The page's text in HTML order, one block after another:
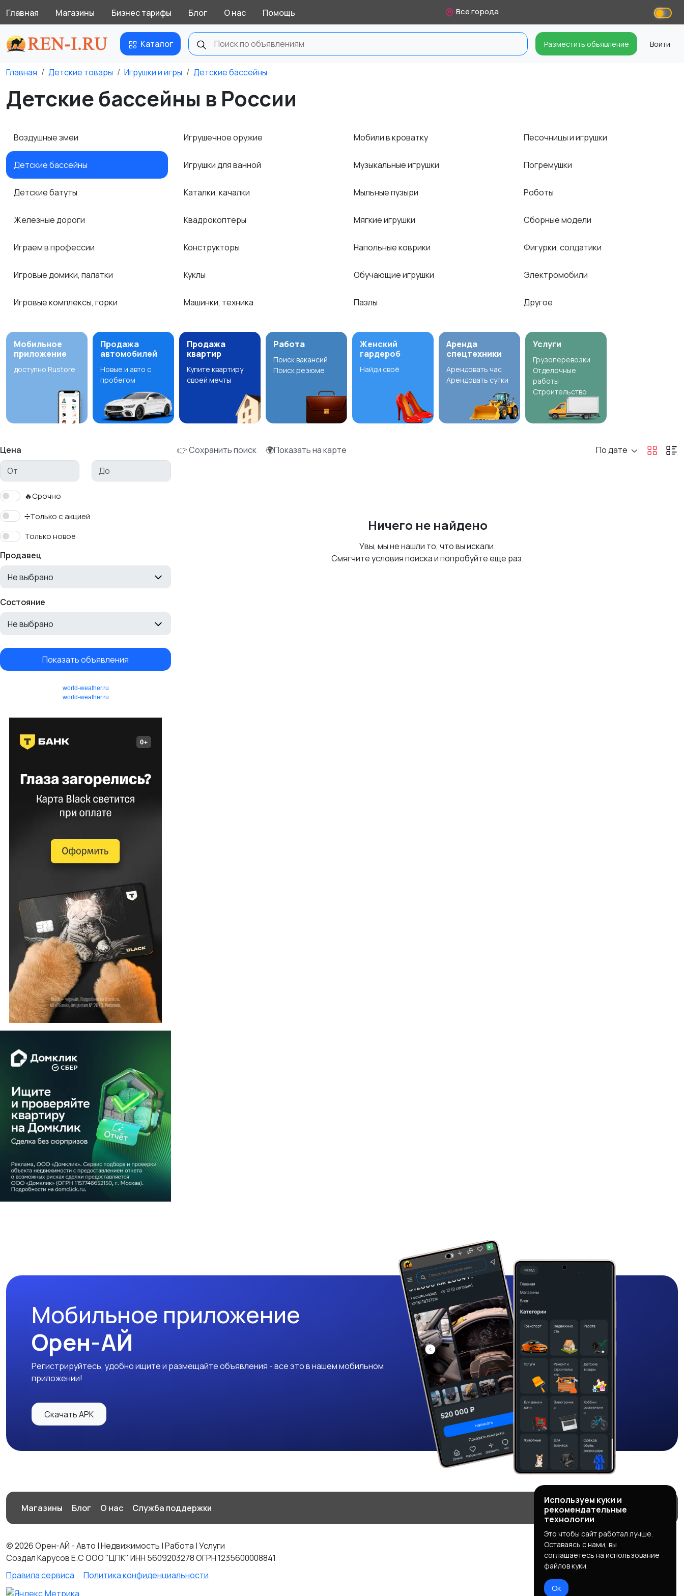
Главная Магазины Бизнес тарифы Блог О нас Помощь Все города
Каталог Разместить объявление Войти
Главная Детские товары Игрушки и игры Детские бассейны
Детские бассейны в России
Воздушные змеи
Детские бассейны
Детские батуты
Железные дороги
Играем в профессии
Игровые домики, палатки
Игровые комплексы, горки
Игрушечное оружие
Игрушки для ванной
Каталки, качалки
Квадрокоптеры
Конструкторы
Куклы
Машинки, техника
Мобили в кроватку
Музыкальные игрушки
Мыльные пузыри
Мягкие игрушки
Напольные коврики
Обучающие игрушки
Пазлы
Песочницы и игрушки
Погремушки
Роботы
Сборные модели
Фигурки, солдатики
Электромобили
Другое
Мобильное
приложение
доступно Rustore
Продажа
автомобилей
Новые и авто с
пробегом
Продажа
квартир
Купите квартиру
своей мечты
Работа
Поиск вакансий
Поиск резюме
Женский
гардероб
Найди своё
Аренда
спецтехники
Арендовать час
Арендовать сутки
Услуги
Грузоперевозки
Отделочные
работы
Строительство
Цена
🔥Срочно
➗Только с акцией
Только новое
Продавец
Не выбрано
Состояние
Не выбрано
Показать объявления
world-weather.ru
world-weather.ru
👉 Сохранить поиск 🌍Показать на карте По дате
Ничего не найдено
Увы, мы не нашли то, что вы искали.
Смягчите условия поиска и попробуйте еще раз.
Мобильное приложение
Орен-АЙ
Регистрируйтесь, удобно ищите и размещайте объявления - все это в нашем мобильном
приложении!
Скачать APK
Магазины Блог О нас Служба поддержки
© 2026 Орен-АЙ - Авто | Недвижимость | Работа | Услуги
Создал Карусов Е.С ООО "ЦПК" ИНН 5609203278 ОГРН 1235600008841
Правила сервиса
Политика конфиденциальности
Используем куки и
рекомендательные
технологии
Это чтобы сайт работал лучше.
Оставаясь с нами, вы
соглашаетесь на использование
файлов куки.
Ок